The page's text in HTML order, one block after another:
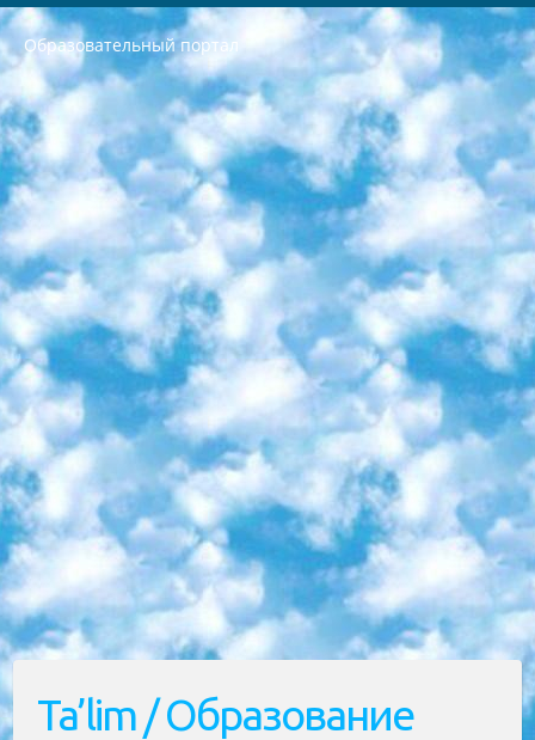
Образовательный портал
РЕСПУБЛИКА УЗБЕКИСТАН МИНИСТРЕРСТВО ДОШКОЛЬНОГО И ШКОЛЬНОГО ОБРАЗОВАНИЯ КОМАНДА в общеобразовательных учреждениях в 2023-2024 учебном году организация и проведение итоговой государственной аттестации обучающихся о Министра дошкольного и школьного образования Республики Узбекистан от 4 марта 2008 года (постановлением Минюста от 20 марта 2008 года № 1778 государственной регистрации) «Итоговое состояние учащихся общего среднего образования на основании положения об утверждении положения об аттестации общего среднего образования выпускной экзамен студентов в образовательных учреждениях в 2023-2024 учебном году В целях организации и прохождения аттестации приказываю: 1. Следующее: перечень предметов, по которым будет проводиться итоговая государственная аттестация и экзамен формы перевода согласно приложению 1; сертификаты международного образца, оценивающие уровень владения иностранными языками перечень согласно приложению 2; 2. Педагогический при специализированных образовательных учреждениях. научно-практический центр квалификации и международной оценки (Д.Давидова) 2024 г. До 25 марта: задания по предметам, по которым будет проводиться итоговая аттестация разработка и утверждение технических условий; итоговая аттестация на основании разработанного предметного задания разработка вопросов по предметам (устно и письменно), экзамен передача; общеобразовательные средние школы и специальные учебные заведения учащиеся выпускных классов школ и интернатов в агентской системе подготовка базы данных экзаменационных материалов и критериев оценки; перевод базы экзаменационных материалов на все языки обучения подать в Республиканский образовательный центр для изготовления; варианты экзаменов на основе разработанных контрольных материалов пусть будут поставлены задачи формирования. 3. Республиканский образовательный центр (Ш.Худайкулов) до 5 апреля 2024 года. до: база данных предоставленных экзаменационных материалов на все языки обучения перевод и экспертиза; для слепых, слабовидящих, глухих, слабослышащих и умственно отсталых детей учащиеся выпускных классов специализированных школ и школ-интернатов база данных экзаменационных материалов на всех преподаваемых языках подготовка критериев оценки; специализированные школы для умственно отсталых детей и технологии для учащихся выпускных классов школ-интернатов разработка соответствующих рекомендаций и критериев проведения ЕГЭ по естествознанию давать задания. 4. Педагогический при специализированных образовательных учреждениях. Научно-практический центр навыков и международной оценки (Д.Давидова), Республика образовательный центр (Худайкулов Ш.) итоговый государственный аттестационный экзамен ориентирован на творческое и логическое мышление при подготовке базы материалов учитывать введение заданий. 5. Следует отметить, что: сертификат государственного образца о знании общеобразовательного предмета и как минимум национальный уровень B1 по предметам на иностранных языках, указанным в Приложении 2. или международно признанный сертификат эквивалентного уровня студенты, изучающие определенный предмет, освобождаются от экзамена; по соответствующим предметам запланирована итоговая государственная аттестация за день до дня, путем жеребьевки Рабочей группой (в письменной форме по предметам, проводимым в форме) из числа сформированных вариантов выбрано 2 варианта; 2 выбранных варианта экзамена анонсированы на официальном сайте министерства и все выпускники по всей стране на основе этих вариантов проводит итоговую государственную аттестацию. 6. Государственное образование учащихся средних общеобразовательных учреждений. знания в соответствии с квалификационными требованиями, которые необходимо приобрести на основании стандартов итоговый (выпускной) контроль для 9 и 11 классов в целях тестирования Экзамены (далее – экзамены) состоят из предметов, перечисленных в приложении 1. будет сделано. 7. Экзамены пройдут с 26 мая по 15 июня 2024 г. (кроме науки физического воспитания). 8. Физическая для учащихся 9 классов общесредних образовательных учреждений. Экзамены по предмету «Образование, квалификация медицина» 1-6 мая 2024 года. сотрудники перевести под присмотр (с отклонениями в физическом или умственном развитии) специализированная школа для детей, школы-интернаты и со сколиозом школы-интернаты санаторного типа для больных детей исключены). 9. Он был слепым, слабовидящим и имел нарушения опорно-двигательного аппарата. экзамены в специализированных школах и интернатах для детей должны проводиться исходя из требований, предъявляемых к общеобразовательным учреждениям (физкультура кроме науки). 10. Специализированная школа для глухих и слабослышащих детей. и экзамены в интернатах и быть реализован в виде письменного теста по математике. 11. Специальность для умственно отсталых детей. Для 9 класса Родной язык и литературное письмо Государственный язык (язык обучения – узбекский). для неклассов) написано Математическое письмо Письменная/устная история Узбекистана Физическое воспитание практично Итоговый контроль Для 11 класса Написание родного языка и литературы (эссе) Математическое письмо Узбекский язык (обучение на узбекском языке) не посещающее общее среднее образование для учреждений)/Образовательное учреждение выбор письменный и устный Иностранный язык письменный/устный Письменная/устная история Узбекистана *По выбору студента:  Химия  Физика  Основы государственного права  География 10 бесплатных образовательных ресурсов - Мы составили подборку онлайн-проектов с интерактивными упражнениями, видеолекциями и статьями. Они помогут вам обрести новые и освежить старые знания бесплатно. 1. «ИНТУИТ» Старейшая образовательная площадка Рунета. Здесь вы найдёте сотни текстовых и видеокурсов на десятки различных тем — от программирования до психологии. Многие курсы подготовлены российскими университетами и крупными международными компаниями вроде Intel и Microsoft. Самостоятельное обучение бесплатное, но желающие могут оплатить услуги персональных наставников. 2. «Смартия» знакомит с актуальными профессиями и подсказывает, как им обучаться. Выбрав заинтересовавшую вас специальность — SMM-специалист, фотограф, веб-дизайнер или другую, — увидите список необходимых для неё умений. Чтобы вы могли освоить их самостоятельно, для каждого умения площадка отображает подборку ссылок на учебные материалы. Хотя «Смартия» ориентируется на русскоязычную аудиторию, часть контента всё же доступна только на английском. 3. «Лекторий Физтеха» Проект Московского физико-технического института (Физтеха). С его помощью вы можете смотреть онлайн серии лекций, записанные на видео в этом вузе. В числе доступных предметов — физика, биология, химия, информационные технологии и другие. К некоторым лекциям администрация ресурса прилагает готовые конспекты, которые можно скачивать в PDF-формате. 4. ITMOcourses Онлайн-площадка Санкт-Петербургского национального исследовательского университета информационных технологий, механики и оптики (ИТМО). Ресурс предоставляет свободный доступ к курсам, разработанным в этом вузе. Каталог материалов разбит на четыре категории: «Оптические системы и технологии», «Приборостроение и робототехника», «Информационные технологии» и «Биотехнологии». Курсы состоят из видеолекций, интерактивных демонстраций и заданий. 5. «КиберЛенинка» Электронная научная библиотека открытого доступа. Каталог площадки регулярно обрастает текстами статей из различных научных изданий. Сгруппированные по журналам и рубрикам публикации можно читать онлайн или скачивать целиком в PDF-формате. Проект нацелен на популяризацию науки за счёт открытого доступа к качественной информации. 6. «ПостНаука» На этом ресурсе публикуют подборки видеолекций, составленные экспертами из разных отраслей и объединённые общими темами. Среди них, к примеру, есть серии «Биоинформатика и геномика», «Культура средневековой Скандинавии» и Cinema Studies о теории кино. Каждая подборка лекций — логически связанная история, рассказанная экспертом от первого лица. Кроме того, на сайте появляются научно-образовательные статьи и тесты на разные темы. 7. «Newочём» Команда проекта «Newочём» отбирает самые интересные тексты из англоязычных СМИ и переводит те из них, за которые голосуют участники сообщества «ВКонтакте». По большей части это научно-популярные статьи. Редакторы придумывают лишь заголовки, в остальном содержание переводов соответствует оригиналам. Полные тексты можно читать прямо в социальной сети. 8. InternetUrok Онлайн-база материалов по основным дисциплинам школьной программы. Информация на сайте структурирована по классам, предметам и темам (урокам). Каждый урок состоит из видеолекций и конспектов. Есть также интерактивные тренажёры и тесты для закрепления пройденного материала. Даже если вы давно окончили школу, возможность повторить программу старших классов всегда может пригодиться. 9. Edutainme Ещё один ресурс об образовании. В отличие от Newtonew, как мне кажется, Edutainme больше ориентируется на представителей индустрии: педагогов, предпринимателей, разработчиков образовательных проектов. Но и любой, кто просто стремится к саморазвитию, найдёт на сайте много полезного и интересного для себя. Например, информацию о новых курсах и образовательных сервисах. 10. Newtonew Онлайн-медиа об образовании и обучении в широком смысле. Авторы Newtonew пишут об инструментах, заведениях, тактиках и стратегиях, которые помогают учить других и получать новые знания самостоятельно. На этой площадке вы найдёте новости, обзоры, аналитические мат
Ta’lim / Образование